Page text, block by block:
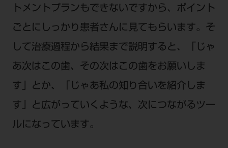
トメントプランもできないですから、ポイント
ごとにしっかり患者さんに見てもらいます。そ
して治療過程から結果まで説明すると、「じゃ
あ次はこの歯、その次はこの歯をお願いしま
す」とか、「じゃあ私の知り合いを紹介しま
す」と広がっていくような、次につながるツー
ルになっています。